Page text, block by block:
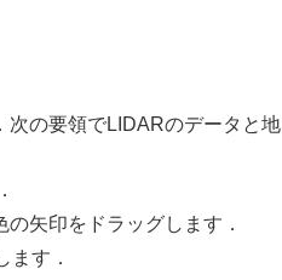
次の要領でLIDARのデータと地
矢印をドラッグします．
ます．